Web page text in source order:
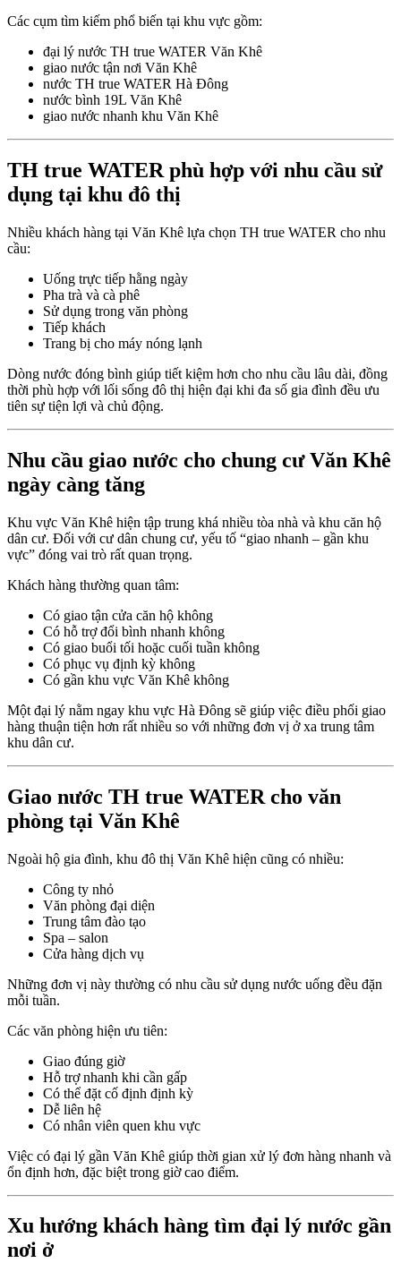
Các cụm tìm kiếm phổ biến tại khu vực gồm:
đại lý nước TH true WATER Văn Khê
giao nước tận nơi Văn Khê
nước TH true WATER Hà Đông
nước bình 19L Văn Khê
giao nước nhanh khu Văn Khê
TH true WATER phù hợp với nhu cầu sử
dụng tại khu đô thị
Nhiều khách hàng tại Văn Khê lựa chọn TH true WATER cho nhu
cầu:
Uống trực tiếp hằng ngày
Pha trà và cà phê
Sử dụng trong văn phòng
Tiếp khách
Trang bị cho máy nóng lạnh
Dòng nước đóng bình giúp tiết kiệm hơn cho nhu cầu lâu dài, đồng
thời phù hợp với lối sống đô thị hiện đại khi đa số gia đình đều ưu
tiên sự tiện lợi và chủ động.
Nhu cầu giao nước cho chung cư Văn Khê
ngày càng tăng
Khu vực Văn Khê hiện tập trung khá nhiều tòa nhà và khu căn hộ
dân cư. Đối với cư dân chung cư, yếu tố “giao nhanh – gần khu
vực” đóng vai trò rất quan trọng.
Khách hàng thường quan tâm:
Có giao tận cửa căn hộ không
Có hỗ trợ đổi bình nhanh không
Có giao buổi tối hoặc cuối tuần không
Có phục vụ định kỳ không
Có gần khu vực Văn Khê không
Một đại lý nằm ngay khu vực Hà Đông sẽ giúp việc điều phối giao
hàng thuận tiện hơn rất nhiều so với những đơn vị ở xa trung tâm
khu dân cư.
Giao nước TH true WATER cho văn
phòng tại Văn Khê
Ngoài hộ gia đình, khu đô thị Văn Khê hiện cũng có nhiều:
Công ty nhỏ
Văn phòng đại diện
Trung tâm đào tạo
Spa – salon
Cửa hàng dịch vụ
Những đơn vị này thường có nhu cầu sử dụng nước uống đều đặn
mỗi tuần.
Các văn phòng hiện ưu tiên:
Giao đúng giờ
Hỗ trợ nhanh khi cần gấp
Có thể đặt cố định định kỳ
Dễ liên hệ
Có nhân viên quen khu vực
Việc có đại lý gần Văn Khê giúp thời gian xử lý đơn hàng nhanh và
ổn định hơn, đặc biệt trong giờ cao điểm.
Xu hướng khách hàng tìm đại lý nước gần
nơi ở